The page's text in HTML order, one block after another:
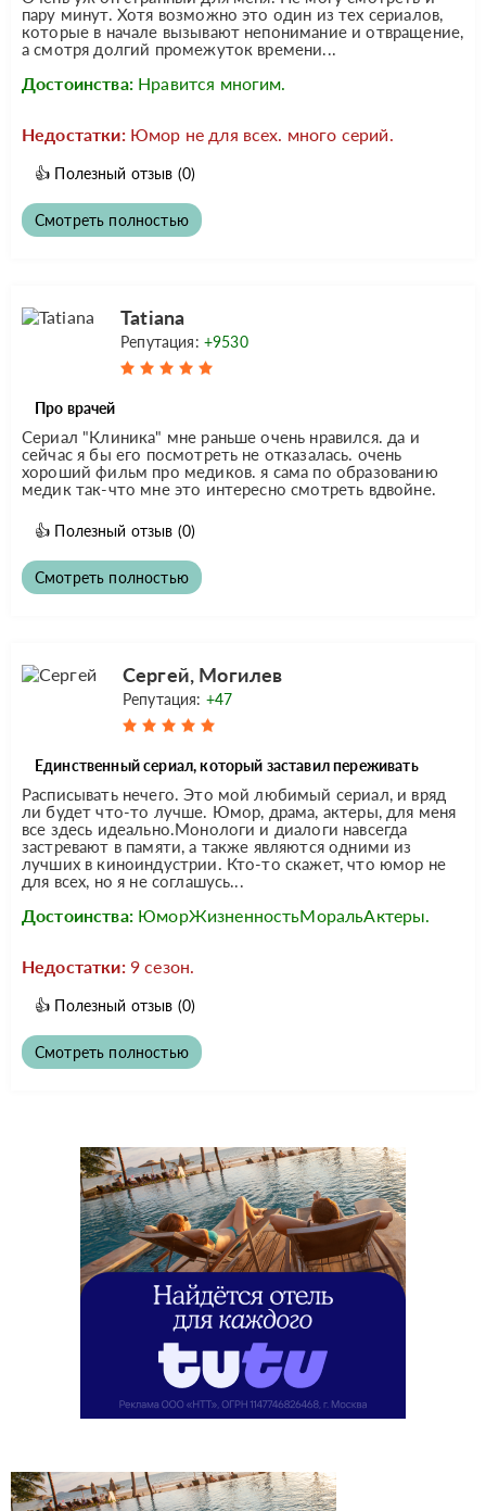
пару минут. Хотя возможно это один из тех сериалов,
которые в начале вызывают непонимание и отвращение,
а смотря долгий промежуток времени...
Достоинства: Нравится многим.
Недостатки: Юмор не для всех. много серий.
👍 Полезный отзыв (0)
Смотреть полностью
Tatiana
Репутация: +9530
Про врачей
Сериал "Клиника" мне раньше очень нравился. да и
сейчас я бы его посмотреть не отказалась. очень
хороший фильм про медиков. я сама по образованию
медик так-что мне это интересно смотреть вдвойне.
👍 Полезный отзыв (0)
Смотреть полностью
Сергей, Могилев
Репутация: +47
Единственный сериал, который заставил переживать
Расписывать нечего. Это мой любимый сериал, и вряд
ли будет что-то лучше. Юмор, драма, актеры, для меня
все здесь идеально.Монологи и диалоги навсегда
застревают в памяти, а также являются одними из
лучших в киноиндустрии. Кто-то скажет, что юмор не
для всех, но я не соглашусь...
Достоинства: ЮморЖизненностьМоральАктеры.
Недостатки: 9 сезон.
👍 Полезный отзыв (0)
Смотреть полностью